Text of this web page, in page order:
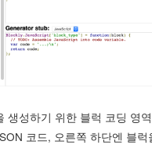
생성하기 위한 블럭 코딩 영
코드, 오른쪽 하단엔 블